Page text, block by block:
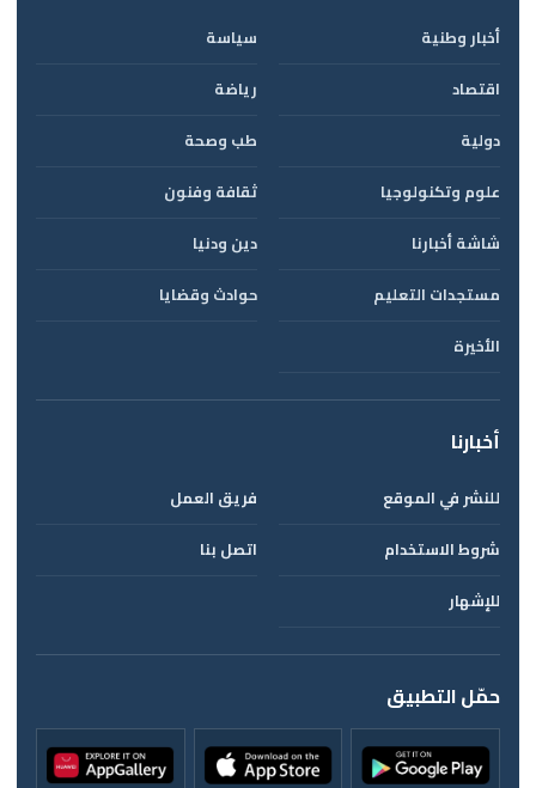
أخبار وطنية
سياسة
اقتصاد
رياضة
دولية
طب وصحة
علوم وتكنولوجيا
ثقافة وفنون
شاشة أخبارنا
دين ودنيا
مستجدات التعليم
حوادث وقضايا
الأخيرة
أخبارنا
للنشر في الموقع
فريق العمل
شروط الاستخدام
اتصل بنا
للإشهار
حمّل التطبيق